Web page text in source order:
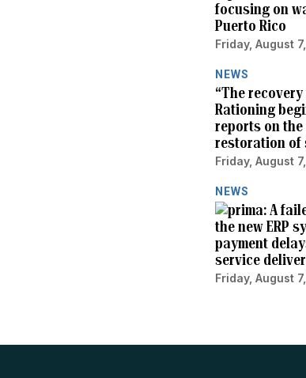
focusing on
Puerto Rico
Friday, August
NEWS
“The
Rationing
reports on
restoration of
Friday, August
NEWS
A
the new ERP
payment
service
Friday, August